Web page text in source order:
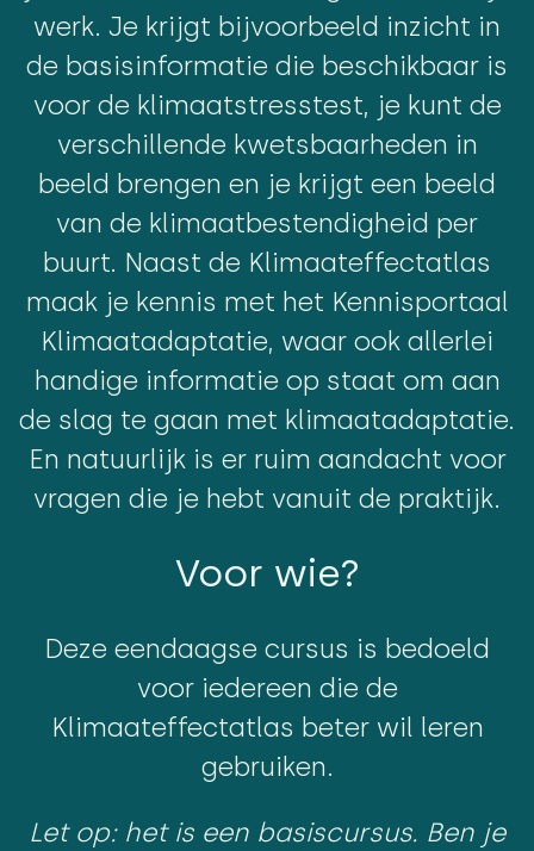
werk. Je krijgt bijvoorbeeld inzicht in
de basisinformatie die beschikbaar is
voor de klimaatstresstest, je kunt de
verschillende kwetsbaarheden in
beeld brengen en je krijgt een beeld
van de klimaatbestendigheid per
buurt. Naast de Klimaateffectatlas
maak je kennis met het Kennisportaal
Klimaatadaptatie, waar ook allerlei
handige informatie op staat om aan
de slag te gaan met klimaatadaptatie.
En natuurlijk is er ruim aandacht voor
vragen die je hebt vanuit de praktijk.
Voor wie?
Deze eendaagse cursus is bedoeld
voor iedereen die de
Klimaateffectatlas beter wil leren
gebruiken.
Let op: het is een basiscursus. Ben je